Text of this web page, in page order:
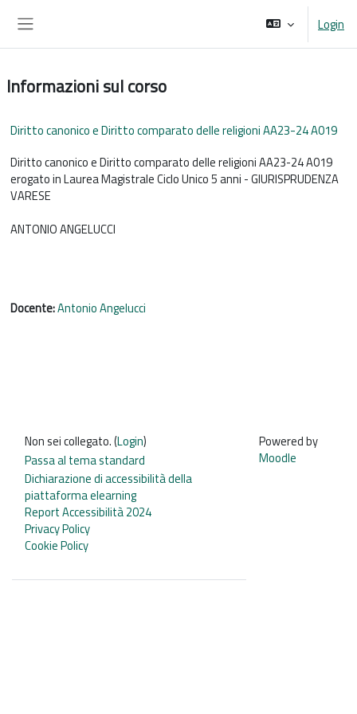
Login
Informazioni sul corso
Diritto canonico e Diritto comparato delle religioni AA23-24 A019
Diritto canonico e Diritto comparato delle religioni AA23-24 A019
erogato in Laurea Magistrale Ciclo Unico 5 anni - GIURISPRUDENZA
VARESE
ANTONIO ANGELUCCI
Docente:Antonio Angelucci
Non sei collegato. (Login)
Passa al tema standard
Dichiarazione di accessibilità della
piattaforma elearning
Report Accessibilità 2024
Privacy Policy
Cookie Policy
Powered by
Moodle